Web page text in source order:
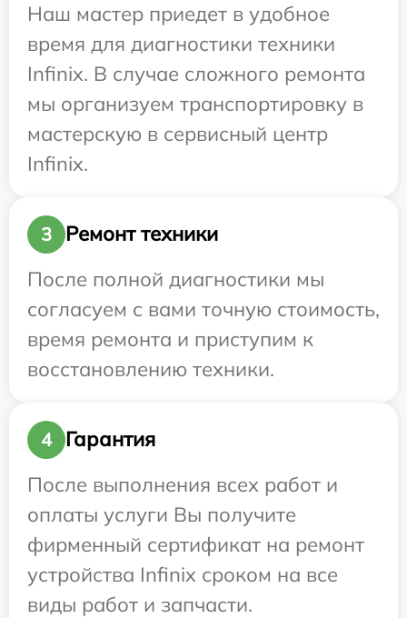
Наш мастер приедет в удобное
время для диагностики техники
Infinix. В случае сложного ремонта
мы организуем транспортировку в
мастерскую в сервисный центр
Infinix.
3
Ремонт техники
После полной диагностики мы
согласуем с вами точную стоимость,
время ремонта и приступим к
восстановлению техники.
4
Гарантия
После выполнения всех работ и
оплаты услуги Вы получите
фирменный сертификат на ремонт
устройства Infinix сроком на все
виды работ и запчасти.